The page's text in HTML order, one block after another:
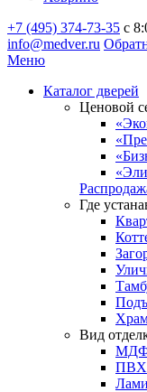
+7 (495) 374-73-35 с
info@medver.ru
Меню
Каталог дверей
Ценовой
Где
Вид
ПВХ